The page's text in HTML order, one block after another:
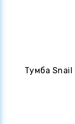
Тумба Snail